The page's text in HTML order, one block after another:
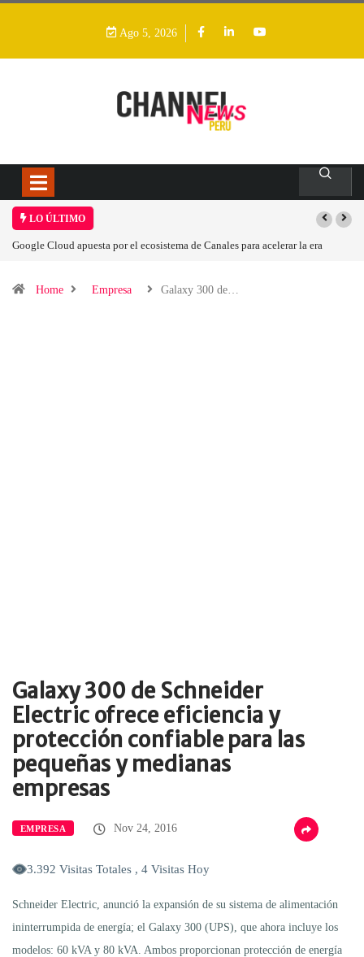
Ago 5, 2026
LO ÚLTIMO
de Canales para acelerar la era Las causas del impulso al alza en el precio
Home Empresa Galaxy 300 de…
Galaxy 300 de Schneider
Electric ofrece eficiencia y
protección confiable para las
pequeñas y medianas
empresas
EMPRESA Nov 24, 2016
3.392 Visitas Totales , 4 Visitas Hoy
Schneider Electric, anunció la expansión de su sistema de alimentación
ininterrumpida de energía; el Galaxy 300 (UPS), que ahora incluye los
modelos: 60 kVA y 80 kVA. Ambos proporcionan protección de energía